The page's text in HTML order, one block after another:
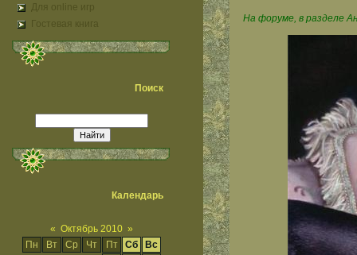
Для online игр
Гостевая книга
Поиск
Календарь
« Октябрь 2010 »
Пн
Вт Ср Чт Пт Сб
Вс
На форуме, в разделе